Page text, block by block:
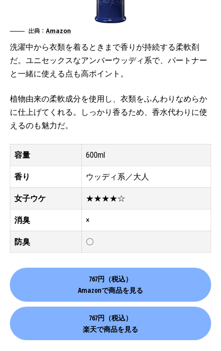
出典： Amazon
洗濯中から衣類を着るときまで香りが持続する柔軟剤
だ。ユニセックスなアンバーウッディ系で、パートナー
と一緒に使える点も高ポイント。
植物由来の柔軟成分を使用し、衣類をふんわりなめらか
に仕上げてくれる。しっかり香るため、香水代わりに使
えるのも魅力だ。
容量 600ml
香り ウッディ系／大人
女子ウケ ★★★★☆
消臭 ×
防臭 〇
767円（税込）
Amazonで商品を見る
767円（税込）
楽天で商品を見る